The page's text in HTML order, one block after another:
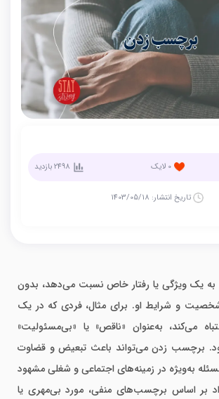
0 لایک 2498بازدید
تاریخ انتشار: 1403/05/18
یک ویژگی یا رفتار خاص نسبت می‌دهد، بدون
و شرایط او. برای مثال، فردی که در یک
می‌کند، به‌عنوان «ناقص» یا «بی‌مسئولیت»
برچسب زدن می‌تواند باعث تبعیض و قضاوت
به‌ویژه در زمینه‌های اجتماعی و شغلی مشهود
بر اساس برچسب‌های منفی، مورد بی‌مهری یا